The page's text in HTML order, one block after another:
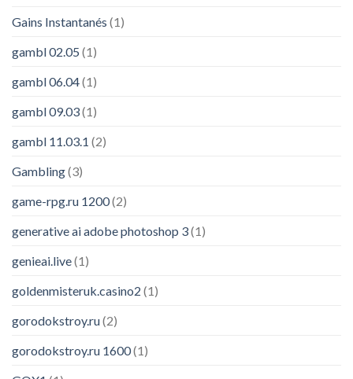
Gains Instantanés (1)
gambl 02.05 (1)
gambl 06.04(1)
gambl 09.03(1)
gambl 11.03.1 (2)
Gambling(3)
game-rpg.ru 1200(2)
generative ai adobe photoshop 3(1)
genieai.live(1)
goldenmisteruk.casino2 (1)
gorodokstroy.ru(2)
gorodokstroy.ru 1600(1)